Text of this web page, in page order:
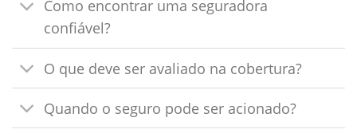
Como encontrar uma seguradora
confiável?
O que deve ser avaliado na cobertura?
Quando o seguro pode ser acionado?